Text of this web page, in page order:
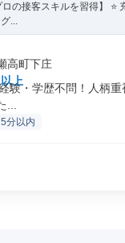
の接客スキルを習得】 ⭐️
...
高町下庄
上
験・学歴不問！人柄重
分以内